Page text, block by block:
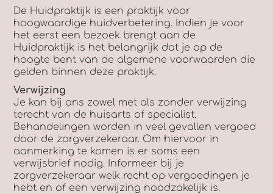
De Huidpraktijk is een praktijk voor
hoogwaardige huidverbetering. Indien je voor
het eerst een bezoek brengt aan de
Huidpraktijk is het belangrijk dat je op de
hoogte bent van de algemene voorwaarden die
gelden binnen deze praktijk.
Verwijzing
Je kan bij ons zowel met als zonder verwijzing
terecht van de huisarts of specialist.
Behandelingen worden in veel gevallen vergoed
door de zorgverzekeraar. Om hiervoor in
aanmerking te komen is er soms een
verwijsbrief nodig. Informeer bij je
zorgverzekeraar welk recht op vergoedingen je
hebt en of een verwijzing noodzakelijk is.